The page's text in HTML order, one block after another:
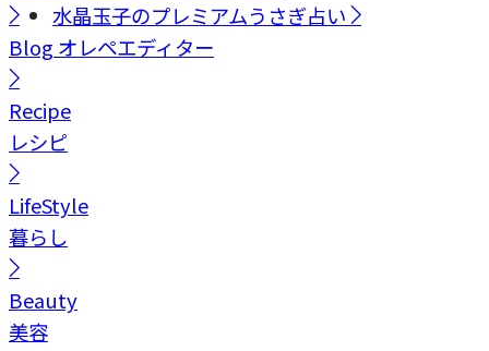
水晶玉子のプレミアムうさぎ占い
Blog オレペエディター
Recipe
レシピ
LifeStyle
暮らし
Beauty
美容